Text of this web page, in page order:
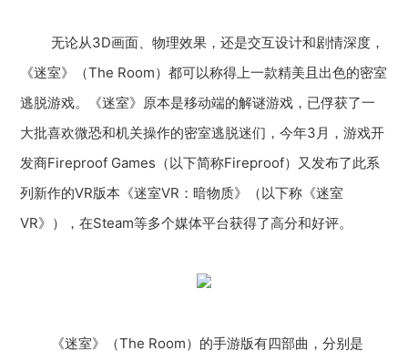
无论从3D画面、物理效果，还是交互设计和剧情深度，
《迷室》（The Room）都可以称得上一款精美且出色的密室
逃脱游戏。《迷室》原本是移动端的解谜游戏，已俘获了一
大批喜欢微恐和机关操作的密室逃脱迷们，今年3月，游戏开
发商Fireproof Games（以下简称Fireproof）又发布了此系
列新作的VR版本《迷室VR：暗物质》（以下称《迷室
VR》），在Steam等多个媒体平台获得了高分和好评。
《迷室》（The Room）的手游版有四部曲，分别是